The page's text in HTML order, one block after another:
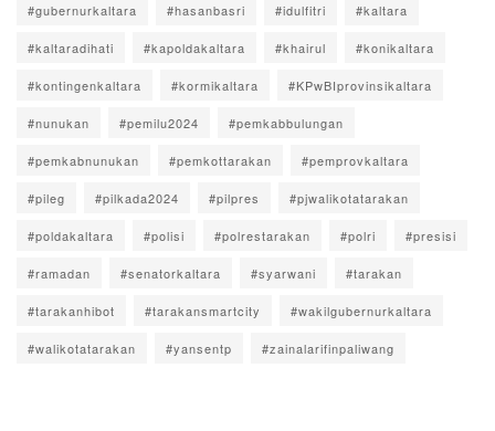
#gubernurkaltara #hasanbasri #idulfitri #kaltara
#kaltaradihati #kapoldakaltara #khairul #konikaltara
#kontingenkaltara #kormikaltara #KPwBIprovinsikaltara
#nunukan #pemilu2024 #pemkabbulungan
#pemkabnunukan #pemkottarakan #pemprovkaltara
#pileg #pilkada2024 #pilpres #pjwalikotatarakan
#poldakaltara #polisi #polrestarakan #polri #presisi
#ramadan #senatorkaltara #syarwani #tarakan
#tarakanhibot #tarakansmartcity #wakilgubernurkaltara
#walikotatarakan #yansentp #zainalarifinpaliwang